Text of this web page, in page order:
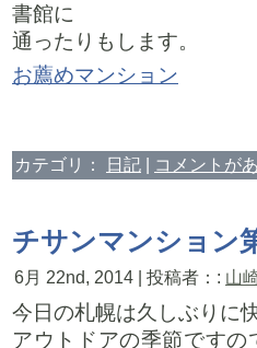
書館に
通ったりもします。
お薦めマンション
カテゴリ： 日記 | コメントが
チサンマンション
6月 22nd, 2014 | 投稿者：: 山
今日の札幌は久しぶりに
アウトドアの季節です